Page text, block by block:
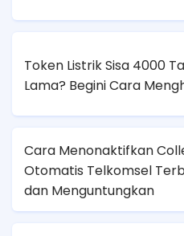
Token Listrik Sisa 4000
Lama? Begini Cara
Cara Menonaktifkan
Otomatis Telkomsel
dan Menguntungkan